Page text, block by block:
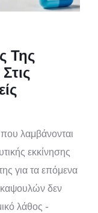
Της
λαμβάνονται
εκκίνησης
για τα επόμενα
δεν
λάθος -